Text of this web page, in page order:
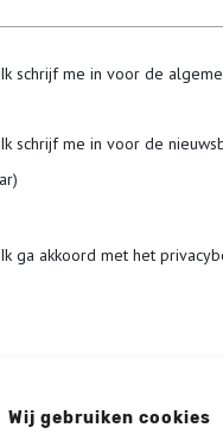
Ik schrijf me in voor de
Ik schrijf me in voor de
Ik ga akkoord met het
Wij gebruiken cookies